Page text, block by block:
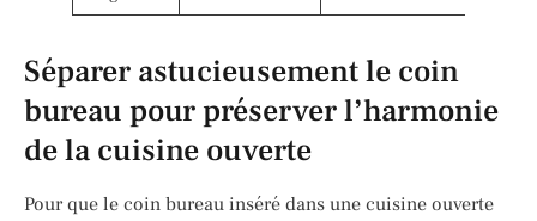
Séparer astucieusement le coin
bureau pour préserver l’harmonie
de la cuisine ouverte
Pour que le coin bureau inséré dans une cuisine ouverte